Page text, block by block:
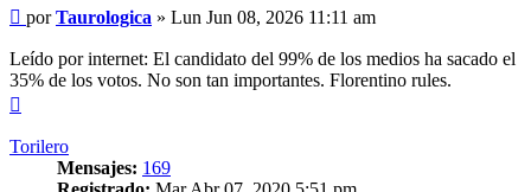
Mensaje
porTaurologica » Lun Jun 08, 2026 11:11 am
Leído por internet: El candidato del 99% de los medios ha sacado el
35% de los votos. No son tan importantes. Florentino rules.
Torilero
Mensajes: 169